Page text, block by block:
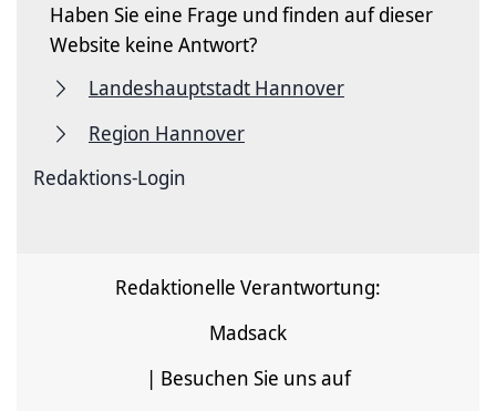
Haben Sie eine Frage und finden auf dieser
Website keine Antwort?
Landeshauptstadt Hannover
Region Hannover
Redaktions-Login
Redaktionelle Verantwortung:
Madsack
| Besuchen Sie uns auf